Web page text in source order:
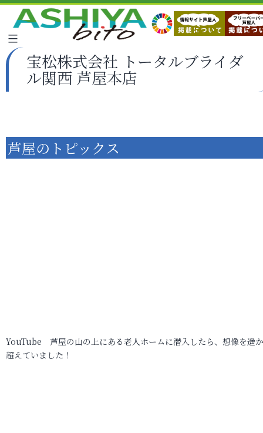
宝松株式会社 トータルブライダ
ル関西 芦屋本店
芦屋のトピックス
YouTube 芦屋の山の上にある老人ホームに潜入したら、想像を遥
超えていました！